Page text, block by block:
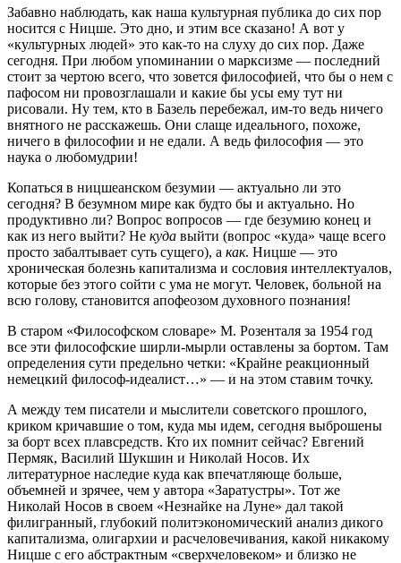
Забавно наблюдать, как наша культурная публика до сих пор
носится с Ницше. Это дно, и этим все сказано! А вот у
«культурных людей» это как-то на слуху до сих пор. Даже
сегодня. При любом упоминании о марксизме — последний
стоит за чертою всего, что зовется философией, что бы о нем с
пафосом ни провозглашали и какие бы усы ему тут ни
рисовали. Ну тем, кто в Базель перебежал, им-то ведь ничего
внятного не расскажешь. Они слаще идеального, похоже,
ничего в философии и не едали. А ведь философия — это
наука о любомудрии!
Копаться в ницшеанском безумии — актуально ли это
сегодня? В безумном мире как будто бы и актуально. Но
продуктивно ли? Вопрос вопросов — где безумию конец и
как из него выйти? Не куда выйти (вопрос «куда» чаще всего
просто забалтывает суть сущего), а как. Ницше — это
хроническая болезнь капитализма и сословия интеллектуалов,
которые без этого сойти с ума не могут. Человек, больной на
всю голову, становится апофеозом духовного познания!
В старом «Философском словаре» М. Розенталя за 1954 год
все эти философские ширли-мырли оставлены за бортом. Там
определения сути предельно четки: «Крайне реакционный
немецкий философ-идеалист…» — и на этом ставим точку.
А между тем писатели и мыслители советского прошлого,
криком кричавшие о том, куда мы идем, сегодня выброшены
за борт всех плавсредств. Кто их помнит сейчас? Евгений
Пермяк, Василий Шукшин и Николай Носов. Их
литературное наследие куда как впечатляюще больше,
объемней и зрячее, чем у автора «Заратустры». Тот же
Николай Носов в своем «Незнайке на Луне» дал такой
филигранный, глубокий политэкономический анализ дикого
капитализма, олигархии и расчеловечивания, какой никакому
Ницше с его абстрактным «сверхчеловеком» и близко не